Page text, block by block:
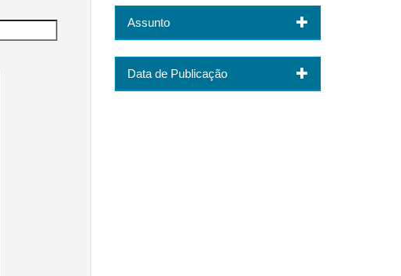
Assunto
Data de Publicação